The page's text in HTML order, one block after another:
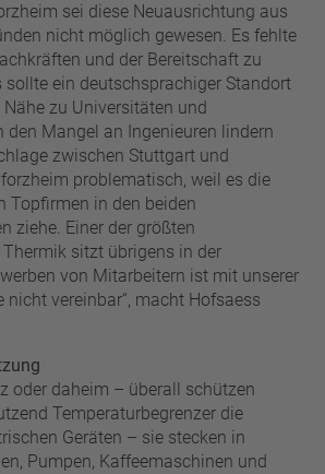
sei diese Neuausrichtung aus
nicht möglich gewesen. Es fehlte
und der Bereitschaft zu
sollte ein deutschsprachiger Standort
zu Universitäten und
den Mangel an Ingenieuren lindern
zwischen Stuttgart und
problematisch, weil es die
Topfirmen in den beiden
ziehe. Einer der größten
sitzt übrigens in der
von Mitarbeitern ist mit unserer
nicht vereinbar“, macht Hofsaess
oder daheim – überall schützen
Temperaturbegrenzer die
Geräten – sie stecken in
Pumpen, Kaffeemaschinen und